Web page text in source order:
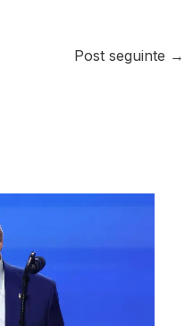
Post seguinte →